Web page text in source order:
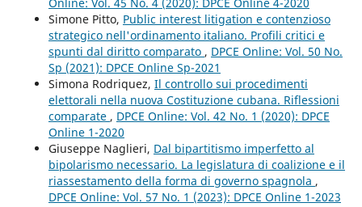
Simone Pitto, Public interest litigation e contenzioso
strategico nell'ordinamento italiano. Profili critici e
spunti dal diritto comparato , DPCE Online: Vol. 50 No.
Sp (2021): DPCE Online Sp-2021
Simona Rodriquez, Il controllo sui procedimenti
elettorali nella nuova Costituzione cubana. Riflessioni
comparate , DPCE Online: Vol. 42 No. 1 (2020): DPCE
Online 1-2020
Giuseppe Naglieri, Dal bipartitismo imperfetto al
bipolarismo necessario. La legislatura di coalizione e il
riassestamento della forma di governo spagnola ,
DPCE Online: Vol. 57 No. 1 (2023): DPCE Online 1-2023